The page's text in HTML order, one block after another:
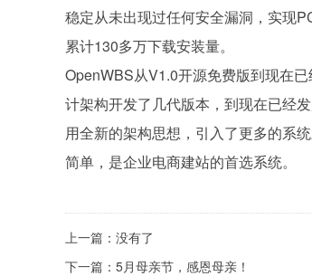
稳定从未出现过任何安全漏洞，实现
累计130多万下载安装量。
OpenWBS从V1.0开源免费版到现在
计架构开发了几代版本，到现在已经
用全新的架构思想，引入了更多的系
简单，是企业电商建站的首选系统。
上一篇：没有了
下一篇： 5月母亲节，感恩母亲！